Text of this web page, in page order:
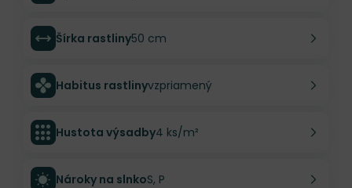
Šírka rastliny50 cm
Habitus rastlinyvzpriamený
Hustota výsadby4 ks/m²
Nároky na slnkoS, P